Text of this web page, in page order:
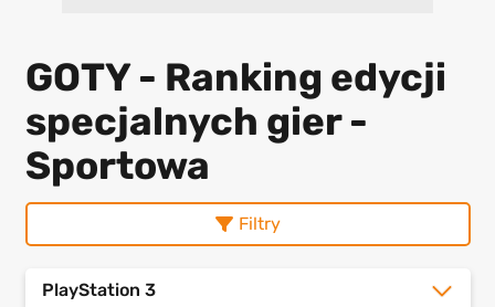
GOTY - Ranking edycji
specjalnych gier -
Sportowa
Filtry
PlayStation 3